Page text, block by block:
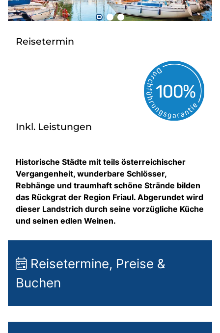
Reisebüro
Kontakt
Reisetermin
Inkl. Leistungen
Historische Städte mit teils österreichischer
Vergangenheit, wunderbare Schlösser,
Rebhänge und traumhaft schöne Strände bilden
das Rückgrat der Region Friaul. Abgerundet wird
dieser Landstrich durch seine vorzügliche Küche
und seinen edlen Weinen.
Reisetermine, Preise &
Buchen